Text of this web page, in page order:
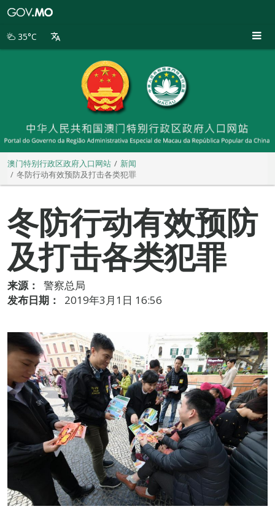
别
35°C
澳门特别行政区政府入口网站
新闻
冬防行动有效预防及打击各类犯罪
冬防行动有效预防
及打击各类犯罪
来源：
警察总局
发布日期：
2019年3月1日 16:56